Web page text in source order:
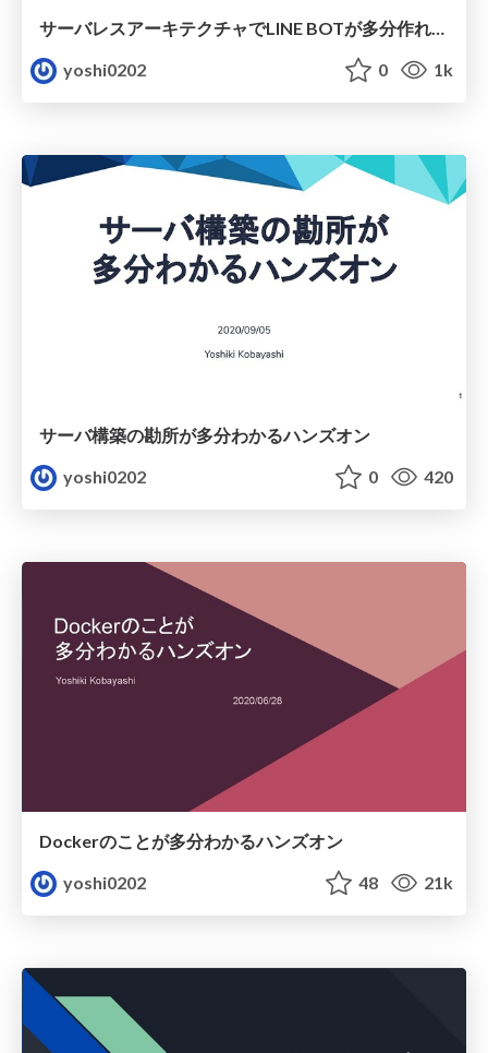
サーバレスアーキテクチャでLINE BOTが多分作れるようになるハンズオン
yoshi0202
0 1k
サーバ構築の勘所が多分わかるハンズオン
yoshi0202
0 420
Dockerのことが多分わかるハンズオン
yoshi0202
48 21k